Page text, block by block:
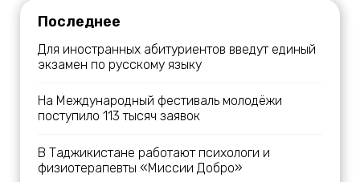
Последнее
Для иностранных абитуриентов введут единый
экзамен по русскому языку
На Международный фестиваль молодёжи
поступило 113 тысяч заявок
В Таджикистане работают психологи и
физиотерапевты «Миссии Добро»